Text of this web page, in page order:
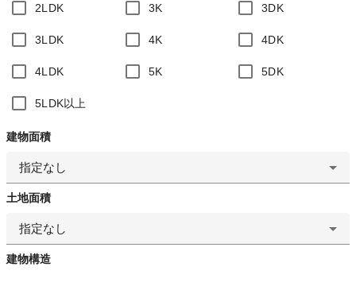
2LDK 3K 3DK
3LDK 4K 4DK
4LDK 5K 5DK
5LDK以上
建物面積
指定なし
土地面積
指定なし
建物構造